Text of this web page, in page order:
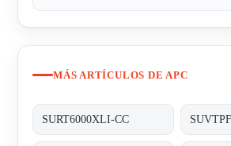
MÁS ARTÍCULOS DE APC
SURT6000XLI-CC